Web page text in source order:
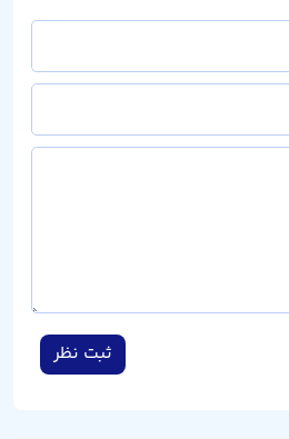
ثبت نظر